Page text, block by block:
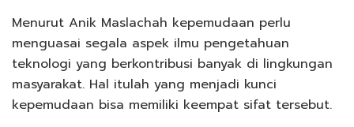
Menurut Anik Maslachah kepemudaan perlu
menguasai segala aspek ilmu pengetahuan
teknologi yang berkontribusi banyak di lingkungan
masyarakat. Hal itulah yang menjadi kunci
kepemudaan bisa memiliki keempat sifat tersebut.